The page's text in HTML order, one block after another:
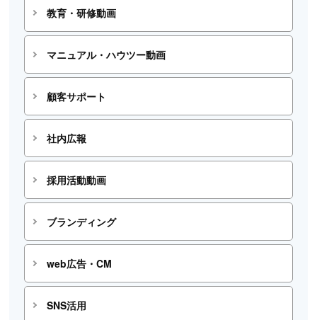
教育・研修動画
マニュアル・ハウツー動画
顧客サポート
社内広報
採用活動動画
ブランディング
web広告・CM
SNS活用